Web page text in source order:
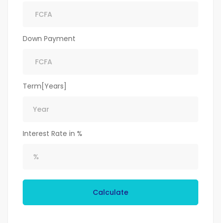
Down Payment
Term[Years]
Interest Rate in %
Calculate